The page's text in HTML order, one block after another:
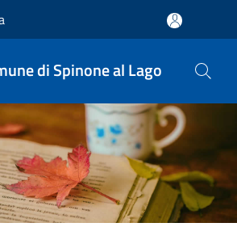
di Spinone al Lago